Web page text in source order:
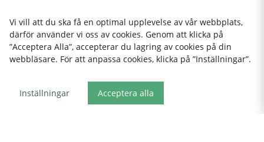
Vi vill att du ska få en optimal upplevelse av vår webbplats,
därför använder vi oss av cookies. Genom att klicka på
”Acceptera Alla”, accepterar du lagring av cookies på din
webbläsare. För att anpassa cookies, klicka på ”Inställningar”.
Inställningar Acceptera alla